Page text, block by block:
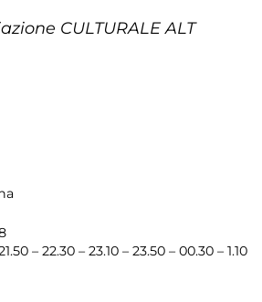
CULTURALE ALT
– 22.30 – 23.10 – 23.50 – 00.30 – 1.10